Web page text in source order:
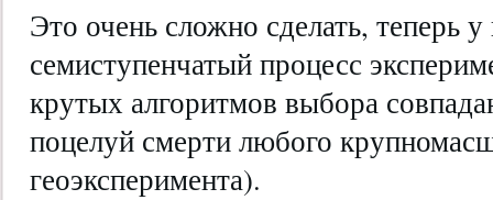
Это очень сложно сделать, теперь
семиступенчатый процесс
крутых алгоритмов выбора
поцелуй смерти любого
геоэксперимента).